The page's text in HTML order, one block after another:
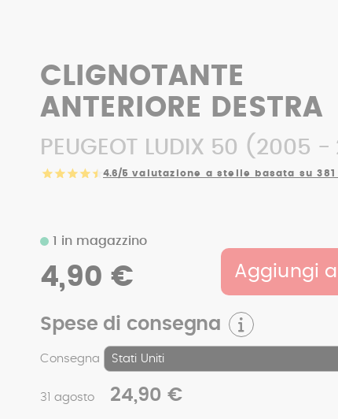
CLIGNOTANTE
ANTERIORE DESTRA
PEUGEOT LUDIX 50 (2005
4.6/5 valutazione a stelle basata su 381
Spese di consegna
Consegna
31 agosto 24,90 €
1 in magazzino
4,90 € Aggiungi